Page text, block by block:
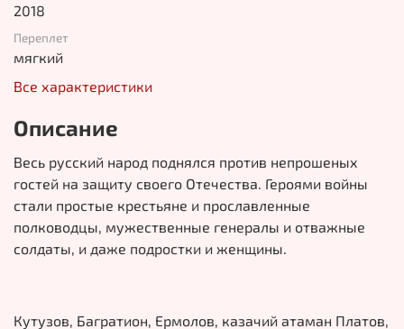
2018
Переплет
мягкий
Все характеристики
Описание
Весь русский народ поднялся против непрошеных
гостей на защиту своего Отечества. Героями войны
стали простые крестьяне и прославленные
полководцы, мужественные генералы и отважные
солдаты, и даже подростки и женщины.
Кутузов, Багратион, Ермолов, казачий атаман Платов,